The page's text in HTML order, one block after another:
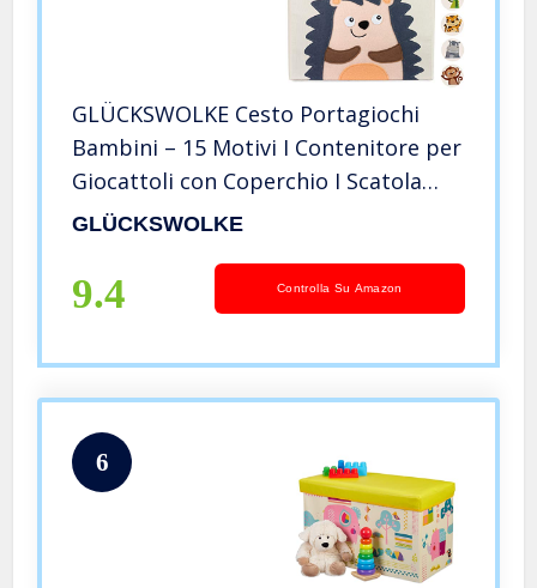
GLÜCKSWOLKE Cesto Portagiochi
Bambini – 15 Motivi I Contenitore per
Giocattoli con Coperchio I Scatola
Portaoggetti (33x33x33) compatibile
Cameretta I Animali Riccio
GLÜCKSWOLKE
9.4 Controlla Su Amazon
6